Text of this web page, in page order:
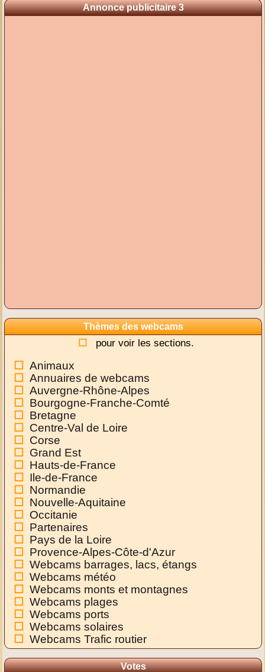
Annonce publicitaire 3
Thèmes des webcams
pour voir les sections.
Animaux
Annuaires de webcams
Auvergne-Rhône-Alpes
Bourgogne-Franche-Comté
Bretagne
Centre-Val de Loire
Corse
Grand Est
Hauts-de-France
Ile-de-France
Normandie
Nouvelle-Aquitaine
Occitanie
Partenaires
Pays de la Loire
Provence-Alpes-Côte-d'Azur
Webcams barrages, lacs, étangs
Webcams météo
Webcams monts et montagnes
Webcams plages
Webcams ports
Webcams solaires
Webcams Trafic routier
Votes